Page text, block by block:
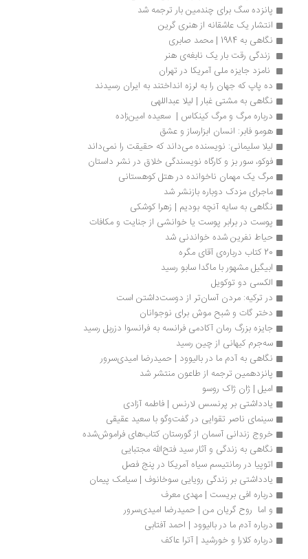
پانزده سگ برای چندمین بار ترجمه شد
انتشار یک عاشقانه از هنری گرین
نگاهی به 1984 | محمد صابری
زندگی رقت بار یک نابغه‌ی هنر
نامزد جایزه ملی آمریکا در تهران
ده پاپ که جهان را به لرزه انداختند به ایران رسیدند
نگاهی به مشتی غبار | لیلا عبداللهی
درباره مرگ و مرگ کینکاس |  سعیده امین‌زاده
هومو فابر: انسان ابزارساز و عشق
لیلا سلیمانی: نویسنده می‌داند که حقیقت را نمی‌داند
فوکو، سور بز و کارگاه نویسندگی خلاق در نشر داستان
مرگ یک مهمان ناخوانده در هتل کوهستانی
ماجرای مزدک دوباره بازنشر شد
نگاهی به سایه آنچه بودیم | زهرا کوشکی
پوست در برابر پوست یا خوانشی از جنایت و مکافات
حیاط نفرین شده خواندنی شد
20 کتاب درباره‌ی آقای مگره
ابیگیل مشهور با ماگدا سابو رسید
الکسی دو توکویل
در ترکیه: مردن آسان‌تر از دوست‌داشتن است
دختر گات و شبح موش برای نوجوانان
جایزه بزرگ رمان آکادمی فرانسه به فرانسوا دزربل رسید
سه‌جرم کیهانی از چین رسید
نگاهی به آدم ما در بالیوود | حمیدرضا امیدی‌سرور
پانزدهمین ترجمه از طاعون منتشر شد
امیل | ژان ژاک روسو
یادداشتی بر پرنسس لارنس | فاطمه آزادی
سینمای ناصر تقوایی در گفت‌وگو با سعید عقیقی
خروج زندانی آسمان از گورستان کتاب‌های فراموش‌شده
نگاهی به زندگی و آثار سید فتح‌الله مجتبایی
اتوپیا در رمانتیسم سیاه آمریکا در پنج فصل
یادداشتی بر زندگی رویایی سوخانوف | سیامک پیمان
درباره افی بریست | مهدی معرف
و اما  روح گریان من | حمیدرضا امیدی‌سرور
درباره آدم ما در بالیوود | احمد آفتابی
درباره کلارا و خورشید | آترا عاکف